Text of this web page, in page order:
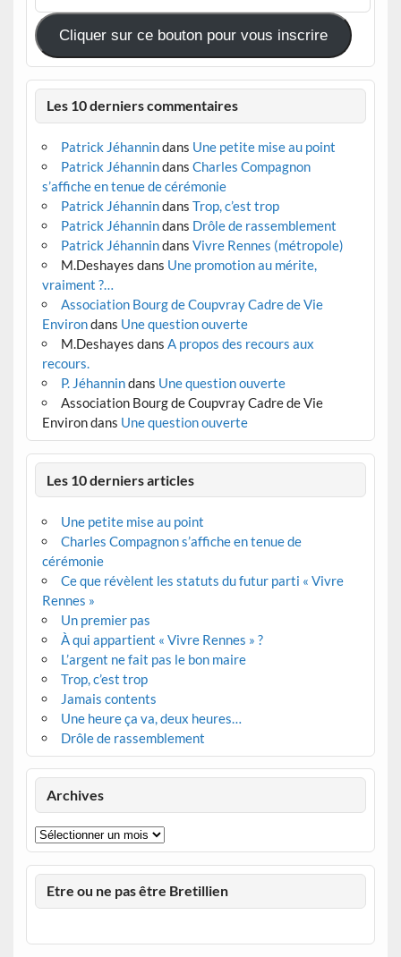
mail
Cliquer sur ce bouton pour vous inscrire
Les 10 derniers commentaires
Patrick Jéhannindans Une petite mise au point
Patrick Jéhannindans Charles Compagnon
s’affiche en tenue de cérémonie
Patrick Jéhannindans Trop, c’est trop
Patrick Jéhannindans Drôle de rassemblement
Patrick Jéhannindans Vivre Rennes (métropole)
M.Deshayes dans Une promotion au mérite,
vraiment ?…
Association Bourg de Coupvray Cadre de Vie
Environdans Une question ouverte
M.Deshayes dans A propos des recours aux
recours.
P. Jéhannindans Une question ouverte
Association Bourg de Coupvray Cadre de Vie
Environdans Une question ouverte
Les 10 derniers articles
Une petite mise au point
Charles Compagnon s’affiche en tenue de
cérémonie
Ce que révèlent les statuts du futur parti « Vivre
Rennes »
Un premier pas
À qui appartient « Vivre Rennes » ?
L’argent ne fait pas le bon maire
Trop, c’est trop
Jamais contents
Une heure ça va, deux heures…
Drôle de rassemblement
Archives
Archives
Etre ou ne pas être Bretillien